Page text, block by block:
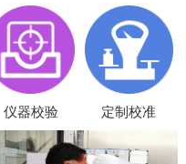
仪器校验 定制校准